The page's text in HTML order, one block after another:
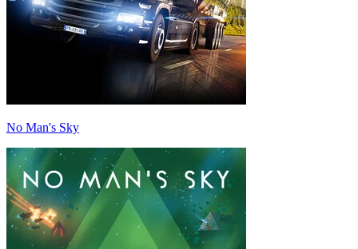
No Man's Sky